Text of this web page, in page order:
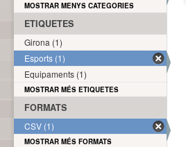
MOSTRAR MENYS CATEGORIES
ETIQUETES
Girona (1)
Esports (1)
Equipaments (1)
MOSTRAR MÉS ETIQUETES
FORMATS
CSV (1)
MOSTRAR MÉS FORMATS